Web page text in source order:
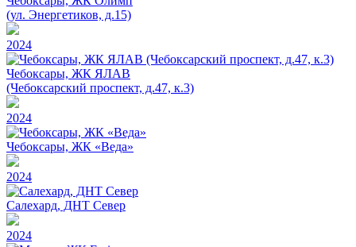
(ул. Энергетиков, д.15)
2024
Чебоксары, ЖК ЯЛАВ
(Чебоксарский проспект, д.47, к.3)
2024
Чебоксары, ЖК «Веда»
2024
Салехард, ДНТ Север
2024